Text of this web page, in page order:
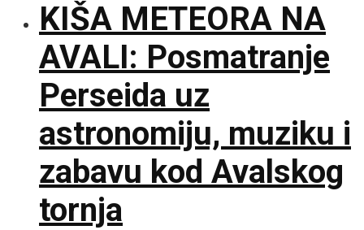
KIŠA METEORA NA
AVALI: Posmatranje
Perseida uz
astronomiju, muziku i
zabavu kod Avalskog
tornja